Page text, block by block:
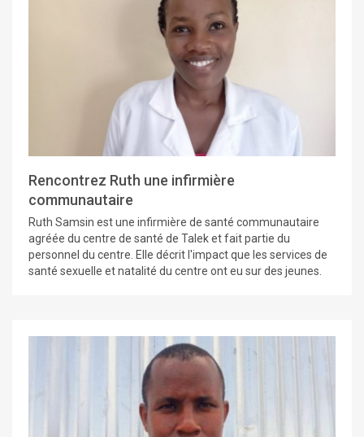
Rencontrez Ruth une infirmière
communautaire
Ruth Samsin est une infirmière de santé communautaire
agréée du centre de santé de Talek et fait partie du
personnel du centre. Elle décrit l'impact que les services de
santé sexuelle et natalité du centre ont eu sur des jeunes.